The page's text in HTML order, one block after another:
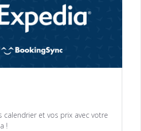
calendrier et vos prix avec votre
!